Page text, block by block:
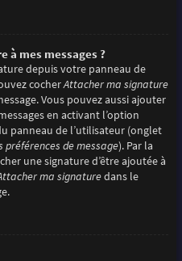
à mes messages ?
depuis votre panneau de
cocherAttacher ma signature
Vous pouvez aussi ajouter
en activant l’option
panneau de l’utilisateur (onglet
préférences de message). Par la
une signature d’être ajoutée à
ma signaturedans le